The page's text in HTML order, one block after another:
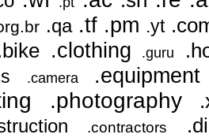
.qa .tf .pm .yt
.clothing .guru
.camera .equipment
.photography
.contractors